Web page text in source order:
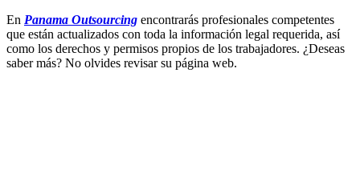
En Panama Outsourcing encontrarás profesionales competentes
que están actualizados con toda la información legal requerida, así
como los derechos y permisos propios de los trabajadores. ¿Deseas
saber más? No olvides revisar su página web.